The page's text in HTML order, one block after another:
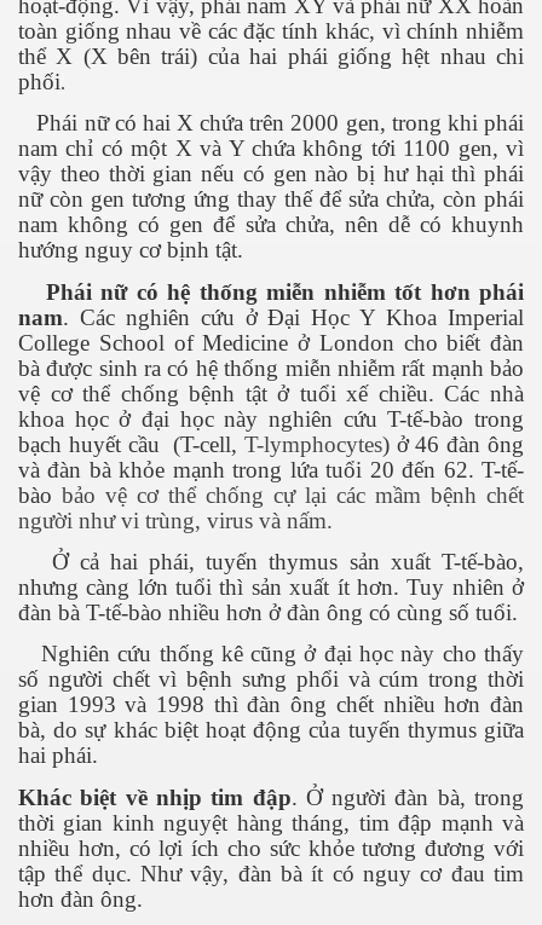
hoạt-động. Vì vậy, phái nam XY và phái nữ XX hoàn
toàn giống nhau về các đặc tính khác, vì chính nhiễm
thể X (X bên trái) của hai phái giống hệt nhau chi
phối.
Phái nữ có hai X chứa trên 2000 gen, trong khi phái
nam chỉ có một X và Y chứa không tới 1100 gen, vì
vậy theo thời gian nếu có gen nào bị hư hại thì phái
nữ còn gen tương ứng thay thế để sửa chửa, còn phái
nam không có gen để sửa chửa, nên dễ có khuynh
hướng nguy cơ bịnh tật.
Phái nữ có hệ thống miễn nhiễm tốt hơn phái
nam. Các nghiên cứu ở Đại Học Y Khoa Imperial
College School of Medicine ở London cho biết đàn
bà được sinh ra có hệ thống miễn nhiễm rất mạnh bảo
vệ cơ thể chống bệnh tật ở tuổi xế chiều. Các nhà
khoa học ở đại học này nghiên cứu T-tế-bào trong
bạch huyết cầu
(T-cell, T-lymphocytes) ở 46 đàn ông
và đàn bà khỏe mạnh trong lứa tuổi 20 đến 62. T-tế-
bào bảo vệ cơ thể chống cự lại các mầm bệnh chết
người như vi trùng, virus và nấm.
Ở cả hai phái, tuyến thymus sản xuất T-tế-bào,
nhưng càng lớn tuổi thì sản xuất ít hơn. Tuy nhiên ở
đàn bà T-tế-bào nhiều hơn ở đàn ông có cùng số tuổi.
Nghiên cứu thống kê cũng ở đại học này cho thấy
số người chết vì bệnh sưng phổi và cúm trong thời
gian 1993 và 1998 thì đàn ông chết nhiều hơn đàn
bà, do sự khác biệt hoạt động của tuyến thymus giữa
hai phái.
Khác biệt về nhịp tim đập. Ở người đàn bà, trong
thời gian kinh nguyệt hàng tháng, tim đập mạnh và
nhiều hơn, có lợi ích cho sức khỏe tương đương với
tập thể dục. Như vậy, đàn bà ít có nguy cơ đau tim
hơn đàn ông.
và ĐBCL